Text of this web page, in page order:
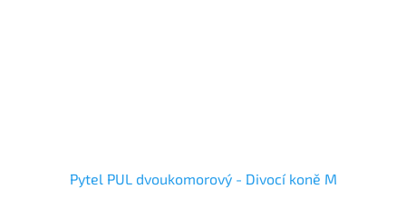
Pytel PUL dvoukomorový - Divocí koně M